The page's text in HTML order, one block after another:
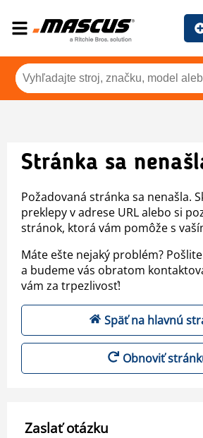
Stránka sa
Požadovaná stránka sa nenašla.
preklepy v adrese URL alebo si
stránok, ktorá vám pomôže s
Máte ešte nejaký problém?
a budeme vás obratom
vám za trpezlivosť!
Späť na hlavnú
Obnoviť
Zaslať otázku